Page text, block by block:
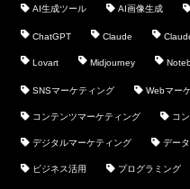
AI生成ツール AI画像生成
ChatGPT Claude
Lovart Midjourney
SNSマーケティング Webマー
コンテンツマーケティング コ
デジタルマーケティング デー
ビジネス活用 プログラミング